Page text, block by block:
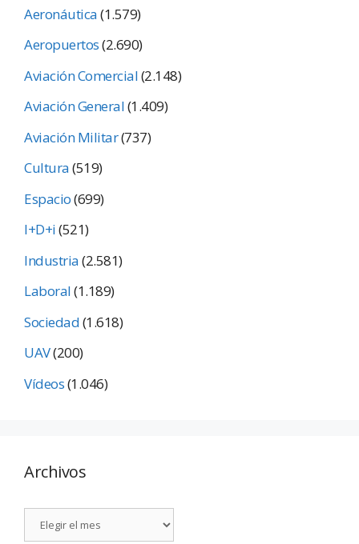
Aeronáutica(1.579)
Aeropuertos(2.690)
Aviación Comercial(2.148)
Aviación General(1.409)
Aviación Militar(737)
Cultura(519)
Espacio(699)
I+D+i(521)
Industria(2.581)
Laboral(1.189)
Sociedad(1.618)
UAV(200)
Vídeos(1.046)
Archivos